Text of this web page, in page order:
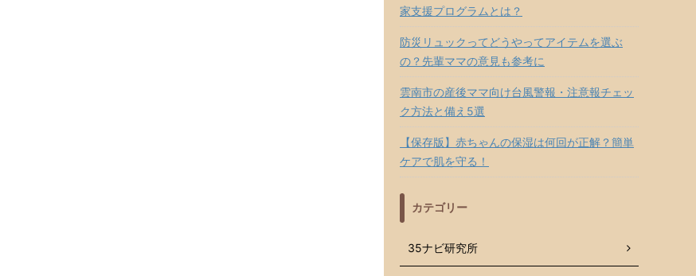
家支援プログラムとは？
防災リュックってどうやってアイテムを選ぶ
の？先輩ママの意見も参考に
雲南市の産後ママ向け台風警報・注意報チェッ
ク方法と備え5選
【保存版】赤ちゃんの保湿は何回が正解？簡単
ケアで肌を守る！
カテゴリー
35ナビ研究所